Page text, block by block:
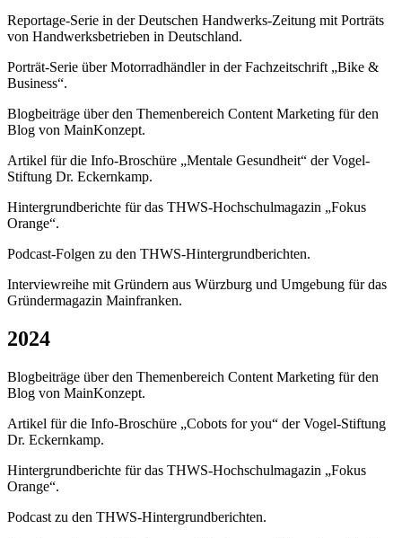
Reportage-Serie in der Deutschen Handwerks-Zeitung mit Porträts
von Handwerksbetrieben in Deutschland.
Porträt-Serie über Motorradhändler in der Fachzeitschrift „Bike &
Business“.
Blogbeiträge über den Themenbereich Content Marketing für den
Blog von MainKonzept.
Artikel für die Info-Broschüre „Mentale Gesundheit“ der Vogel-
Stiftung Dr. Eckernkamp.
Hintergrundberichte für das THWS-Hochschulmagazin „Fokus
Orange“.
Podcast-Folgen zu den THWS-Hintergrundberichten.
Interviewreihe mit Gründern aus Würzburg und Umgebung für das
Gründermagazin Mainfranken.
2024
Blogbeiträge über den Themenbereich Content Marketing für den
Blog von MainKonzept.
Artikel für die Info-Broschüre „Cobots for you“ der Vogel-Stiftung
Dr. Eckernkamp.
Hintergrundberichte für das THWS-Hochschulmagazin „Fokus
Orange“.
Podcast zu den THWS-Hintergrundberichten.